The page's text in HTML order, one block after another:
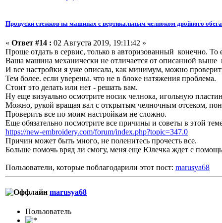
Пропуски стежков на машинах с вертикальным челноком двойного
« Ответ #14 : 02 Августа 2019, 19:11:42 »
Проще отдать в сервис, только в авторизованный конечно.
Ваша машина механически не отличается от описанной выше
И все настройки я уже описала, как минимум, можно
Тем более. если уверены. что не в блоке натяжения проблема.
Стоит это делать или нет - решать вам.
Ну еще визуально осмотрите носик челнока, игольную
Можно, рукой вращая вал с открытым челночным отсеком,
Проверить все по моим настройкам не сложно.
Еще обязательно посмотрите все причины и советы в этой
https://new-embroidery.com/forum/index.php?topic=347.0
Причин может быть много, не поленитесь прочесть все.
Больше помочь вряд ли смогу, меня еще Юлечка ждет с
Пользователи, которые поблагодарили этот пост: marusya68
marusya68
Пользоватeль